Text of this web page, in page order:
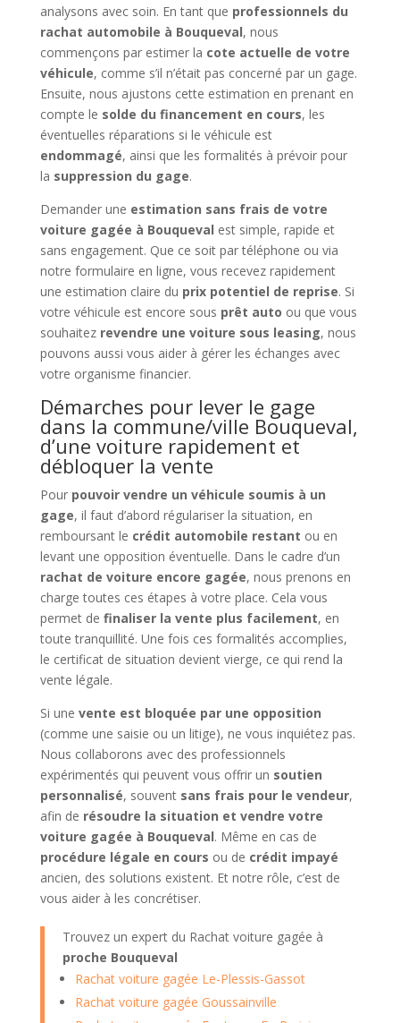
analysons avec soin. En tant que professionnels du
rachat automobile à Bouqueval, nous
commençons par estimer la cote actuelle de votre
véhicule, comme s’il n’était pas concerné par un gage.
Ensuite, nous ajustons cette estimation en prenant en
compte le solde du financement en cours, les
éventuelles réparations si le véhicule est
endommagé, ainsi que les formalités à prévoir pour
la suppression du gage.
Demander une estimation sans frais de votre
voiture gagée à Bouqueval est simple, rapide et
sans engagement. Que ce soit par téléphone ou via
notre formulaire en ligne, vous recevez rapidement
une estimation claire du prix potentiel de reprise. Si
votre véhicule est encore sous prêt auto ou que vous
souhaitez revendre une voiture sous leasing, nous
pouvons aussi vous aider à gérer les échanges avec
votre organisme financier.
Démarches pour lever le gage
dans la commune/ville Bouqueval,
d’une voiture rapidement et
débloquer la vente
Pour pouvoir vendre un véhicule soumis à un
gage, il faut d’abord régulariser la situation, en
remboursant le crédit automobile restant ou en
levant une opposition éventuelle. Dans le cadre d’un
rachat de voiture encore gagée, nous prenons en
charge toutes ces étapes à votre place. Cela vous
permet de finaliser la vente plus facilement, en
toute tranquillité. Une fois ces formalités accomplies,
le certificat de situation devient vierge, ce qui rend la
vente légale.
Si une vente est bloquée par une opposition
(comme une saisie ou un litige), ne vous inquiétez pas.
Nous collaborons avec des professionnels
expérimentés qui peuvent vous offrir un soutien
personnalisé, souvent sans frais pour le vendeur,
afin de résoudre la situation et vendre votre
voiture gagée à Bouqueval. Même en cas de
procédure légale en cours ou de crédit impayé
ancien, des solutions existent. Et notre rôle, c’est de
vous aider à les concrétiser.
Trouvez un expert du Rachat voiture gagée à
proche Bouqueval
Rachat voiture gagée Le-Plessis-Gassot
Rachat voiture gagée Goussainville